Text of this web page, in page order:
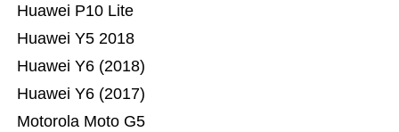
Motorola Moto G5
Huawei Y6 (2017)
Huawei Y6 (2018)
Huawei Y5 2018
Huawei P10 Lite